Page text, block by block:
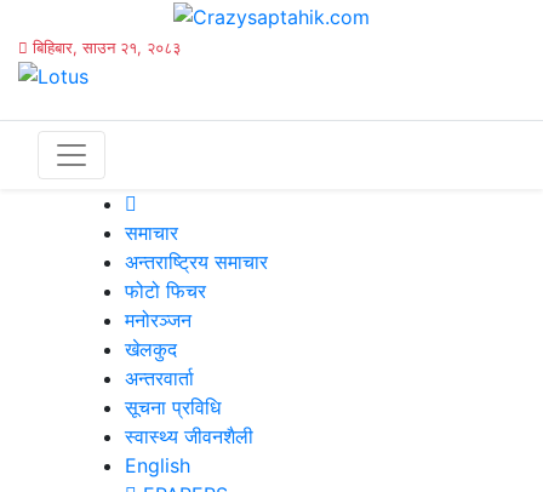
बिहिबार, साउन २१, २०८३
समाचार
अन्तराष्ट्रिय समाचार
फोटो फिचर
मनोरञ्जन
खेलकुद
अन्तरवार्ता
सूचना प्रविधि
स्वास्थ्य जीवनशैली
English